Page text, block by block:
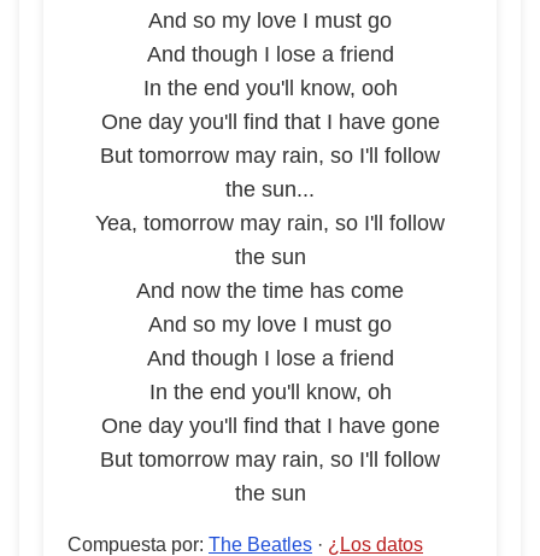
And so my love I must go
And though I lose a friend
In the end you'll know, ooh
One day you'll find that I have gone
But tomorrow may rain, so I'll follow
the sun...
Yea, tomorrow may rain, so I'll follow
the sun
And now the time has come
And so my love I must go
And though I lose a friend
In the end you'll know, oh
One day you'll find that I have gone
But tomorrow may rain, so I'll follow
the sun
Compuesta por: The Beatles · ¿Los datos